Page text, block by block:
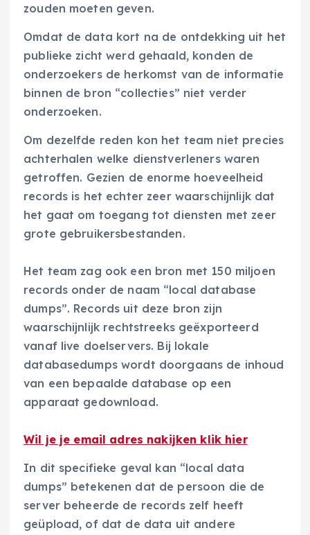
zouden moeten geven.
Omdat de data kort na de ontdekking uit het
publieke zicht werd gehaald, konden de
onderzoekers de herkomst van de informatie
binnen de bron “collecties” niet verder
onderzoeken.
Om dezelfde reden kon het team niet precies
achterhalen welke dienstverleners waren
getroffen. Gezien de enorme hoeveelheid
records is het echter zeer waarschijnlijk dat
het gaat om toegang tot diensten met zeer
grote gebruikersbestanden.
Het team zag ook een bron met 150 miljoen
records onder de naam “local database
dumps”. Records uit deze bron zijn
waarschijnlijk rechtstreeks geëxporteerd
vanaf live doelservers. Bij lokale
databasedumps wordt doorgaans de inhoud
van een bepaalde database op een
apparaat gedownload.
Wil je je email adres nakijken klik hier
In dit specifieke geval kan “local data
dumps” betekenen dat de persoon die de
server beheerde de records zelf heeft
geüpload, of dat de data uit andere